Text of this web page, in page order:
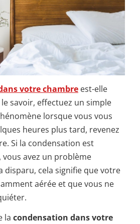
votre chambre est-elle
savoir, effectuez un simple
lorsque vous vous
heures plus tard, revenez
Si la condensation est
avez un problème
disparu, cela signifie que votre
aérée et que vous ne
la condensation dans votre